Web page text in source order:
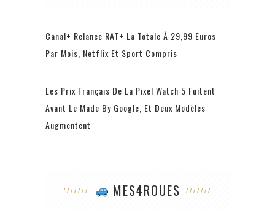
Canal+ Relance RAT+ La Totale À 29,99 Euros
Par Mois, Netflix Et Sport Compris
Les Prix Français De La Pixel Watch 5 Fuitent
Avant Le Made By Google, Et Deux Modèles
Augmentent
MES4ROUES